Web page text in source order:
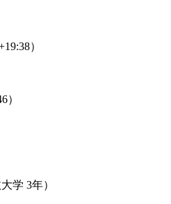
）
）
学 3年）